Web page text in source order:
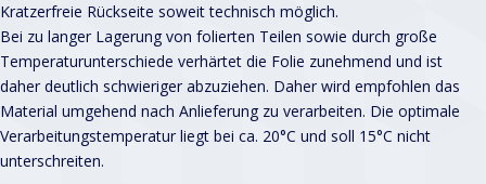
Kratzerfreie Rückseite soweit technisch möglich.
Bei zu langer Lagerung von folierten Teilen sowie durch große
Temperaturunterschiede verhärtet die Folie zunehmend und ist
daher deutlich schwieriger abzuziehen. Daher wird empfohlen das
Material umgehend nach Anlieferung zu verarbeiten. Die optimale
Verarbeitungstemperatur liegt bei ca. 20°C und soll 15°C nicht
unterschreiten.